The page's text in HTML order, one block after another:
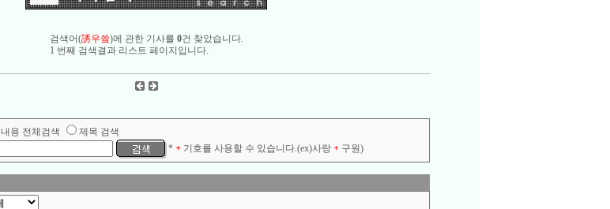
검색어(誘우쓬)에 관한 기사를 0건 찾았습니다.
1 번째 검색결과 리스트 페이지입니다.
내용 전체검색
제목 검색
* +기호를 사용할 수 있습니다.(ex)사랑 +구원)